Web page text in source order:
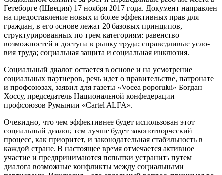
Гетеборге (Швеция) 17 ноября 2017 года. Документ направлен
на предоставление новых и более эффективных прав для
граждан, в его основе лежат 20 базовых принципов,
структурированных по трем категориям: равенство
возможностей и доступа к рынку труда; справедливые усло­
вия труда; социальная защита и социаль­ная инклюзия.
Социальный диалог остается в основе и на усмотрение
социальных партнеров, речь идет о правительстве, патронате
и профсоюзах, заявил для газеты «Vocea poporului» Богдан
Хоссу, председатель Национальной конфедерации
профсоюзов Румынии «Cartel ALFA».
Очевидно, что чем эффективнее будет использован этот
социальный диалог, тем лучше будет законотворческий
процесс, как приоритет, и законодательная стабиль­ность в
каждой стране. В настоящее время отмечается активное
участие и пред­принимаются попытки устранить путем
диалога возможные конфликты между социальными